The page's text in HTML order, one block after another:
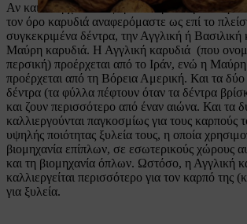
Αν και υπάρχουν διάφορα δέντρα στην
τον όρο καρυδιά αναφερόμαστε ως επί το
συγκεκριμένα δέντρα, την Αγγλική ή Βασιλική
Μαύρη καρυδιά. Η Αγγλική καρυδιά (που
περσική) προέρχεται από το Ιράν, ενώ η
προέρχεται από τη Βόρεια Αμερική. Και τα
δέντρα (τα φύλλα πέφτουν όταν τα δέντρα
και ζουν περισσότερο από έναν αιώνα. Και τα
καλλιεργούνται παγκοσμίως για τους καρπούς
υψηλής ποιότητας ξυλεία τους, η οποία
βιομηχανία επίπλων, σε εσωτερικούς χώρους
και τη βιομηχανία όπλων. Ωστόσο, η Αγγλική
καλλιεργείται περισσότερο για τον καρπό της
για ξυλεία.